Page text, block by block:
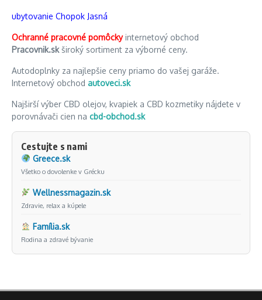
ubytovanie Chopok Jasná
Ochranné pracovné pomôckyinternetový obchod
Pracovnik.skširoký sortiment za výborné ceny.
Autodoplnky za najlepšie ceny priamo do vašej garáže.
Internetový obchod autoveci.sk
Najširší výber CBD olejov, kvapiek a CBD kozmetiky nájdete v
porovnávači cien na cbd-obchod.sk
Cestujte s nami
Greece.sk
Všetko o dovolenke v Grécku
Wellnessmagazin.sk
Zdravie, relax a kúpele
Família.sk
Rodina a zdravé bývanie